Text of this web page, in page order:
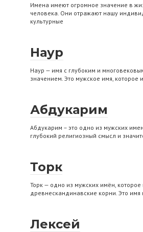
Имена имеют огромное значение в
человека. Они отражают нашу
культурные
Наур
Наур — имя с глубоким и
значением. Это мужское имя, которое
Абдукарим
Абдукарим – это одно из мужских
глубокий религиозный смысл и
Торк
Торк — одно из мужских имён, которое
древнескандинавские корни. Это имя
Лексей